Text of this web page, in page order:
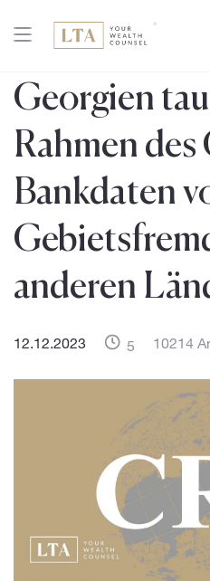
Georgien
Rahmen des
Bankdaten
anderen
12.12.2023 5 10214